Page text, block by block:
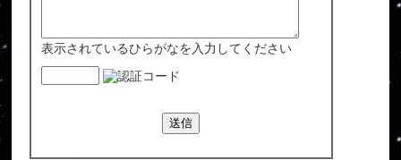
表示されているひらがなを入力してください